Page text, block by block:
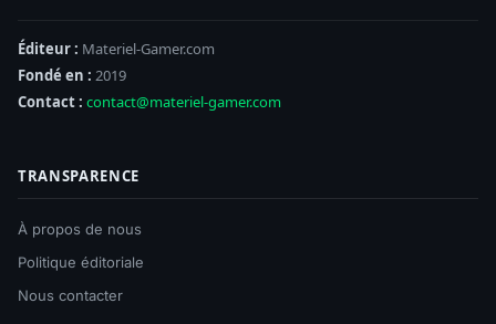
Éditeur : Materiel-Gamer.com
Fondé en : 2019
Contact : contact@materiel-gamer.com
TRANSPARENCE
À propos de nous
Politique éditoriale
Nous contacter